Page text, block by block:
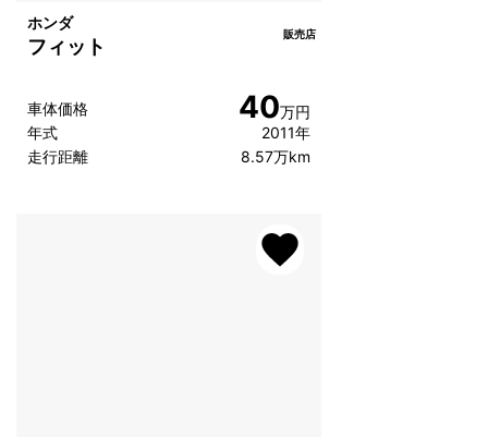
ホンダ
フィット
車体価格 40万円
年式
2011年
走行距離
8.57万km
販売店